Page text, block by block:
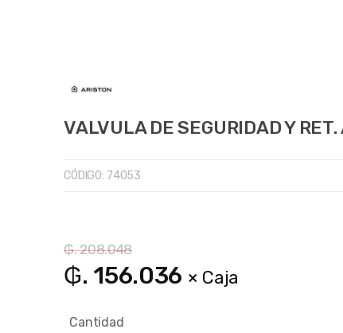
VALVULA DE SEGURIDAD Y
CÓDIGO: 74053
₲. 208.048
₲. 156.036 × Caja
Cantidad